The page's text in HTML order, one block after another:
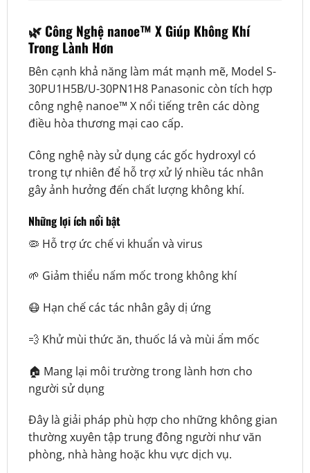
🌿 Công Nghệ nanoe™ X Giúp Không Khí
Trong Lành Hơn
Bên cạnh khả năng làm mát mạnh mẽ, Model S-
30PU1H5B/U-30PN1H8 Panasonic còn tích hợp
công nghệ nanoe™ X nổi tiếng trên các dòng
điều hòa thương mại cao cấp.
Công nghệ này sử dụng các gốc hydroxyl có
trong tự nhiên để hỗ trợ xử lý nhiều tác nhân
gây ảnh hưởng đến chất lượng không khí.
Những lợi ích nổi bật
🦠 Hỗ trợ ức chế vi khuẩn và virus
🌱 Giảm thiểu nấm mốc trong không khí
😷 Hạn chế các tác nhân gây dị ứng
💨 Khử mùi thức ăn, thuốc lá và mùi ẩm mốc
🏠 Mang lại môi trường trong lành hơn cho
người sử dụng
Đây là giải pháp phù hợp cho những không gian
thường xuyên tập trung đông người như văn
phòng, nhà hàng hoặc khu vực dịch vụ.